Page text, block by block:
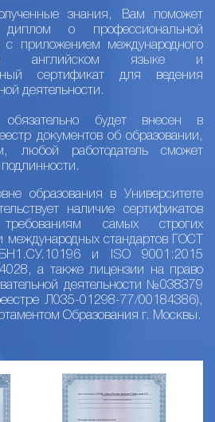
знания, Вам поможет
диплом о профессиональной
с приложением международного
английском языке и
сертификат для ведения
деятельности.
будет внесен в
документов об образовании,
любой работодатель сможет
подлинности.
образования в Университете
наличие сертификатов
требованиям самых строгих
международных стандартов ГОСТ
и ISO 9001:2015
а также лицензии на право
деятельности №038379
Л035-01298-77/00184386),
Образования г. Москвы.